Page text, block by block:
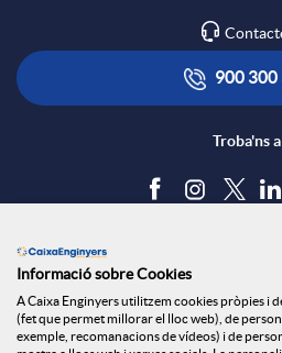
x
S
i
c
ó
a
900 300
Troba'ns a
Política de
Avís legal
Informació sobre Cookies
A Caixa Enginyers utilitzem cookies pròpies i
(fet que permet millorar el lloc web), de
exemple, recomanacions de vídeos) i de